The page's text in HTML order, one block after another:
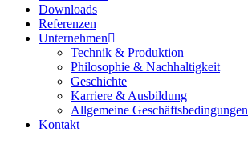
Downloads
Referenzen
Unternehmen
Technik & Produktion
Philosophie & Nachhaltigkeit
Geschichte
Karriere & Ausbildung
Allgemeine Geschäftsbedingungen
Kontakt